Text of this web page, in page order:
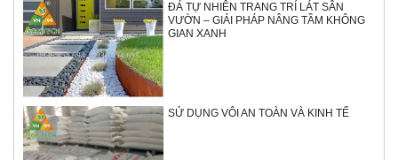
ĐÁ TỰ NHIÊN TRANG TRÍ LÁT SÂN
VƯỜN – GIẢI PHÁP NÂNG TẦM KHÔNG
GIAN XANH
SỬ DỤNG VÔI AN TOÀN VÀ KINH TẾ